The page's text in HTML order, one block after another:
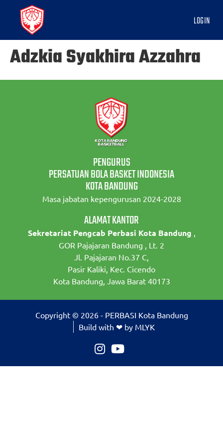
LOGIN
Adzkia Syakhira Azzahra
PENGURUS
PERSATUAN BOLA BASKET INDONESIA
KOTA BANDUNG
Masa jabatan kepengurusan 2024-2028
ALAMAT KANTOR
Sekretariat Pengcab Perbasi Kota Bandung ,
GOR Pajajaran Bandung , Lt. 2
Jl. Pajajaran No.37 C,
Pasir Kaliki, Kec. Cicendo
Kota Bandung, Jawa Barat 40173
Copyright © 2026 - PERBASI Kota Bandung
Build with ❤ by MLYK